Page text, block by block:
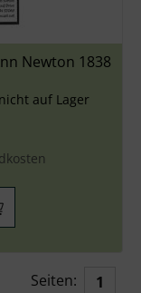
Newton 1838
auf Lager
Seiten: 1